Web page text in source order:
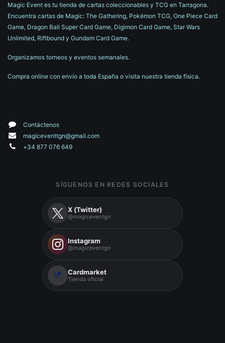
Magic Event es tu tienda de cartas coleccionables y TCG en Tarragona.
Encuentra cartas de Magic: The Gathering, Pokémon TCG, One Piece Card
Game, Dragon Ball Super Card Game, Digimon Card Game, Star Wars
Unlimited, Riftbound y Gundam Card Game.
Organizamos torneos y eventos semanales.
Compra online con envío a toda España o visita nuestra tienda física.
Contáctenos
magiceventtgn@gmail.com
+34 877 076 649
SÍGUENOS EN REDES SOCIALES
X (Twitter)
@magiceventgn
Instagram
@magiceventgn
Cardmarket
Tienda oficial